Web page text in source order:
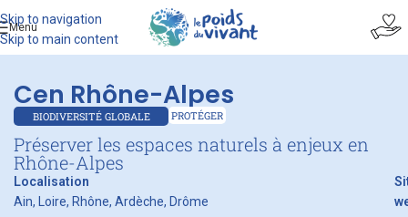
Skip to navigation
Skip to main content
Menu
Cen Rhône-Alpes
BIODIVERSITÉ GLOBALE PROTÉGER
Préserver les espaces naturels à enjeux en
Rhône-Alpes
Localisation
Ain, Loire, Rhône, Ardèche, Drôme